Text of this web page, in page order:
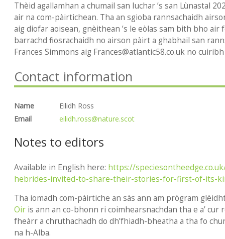
Thèid agallamhan a chumail san Iuchar ’s san Lùnastal
air na com-pàirtichean. Tha an sgioba rannsachaidh
aig diofar aoisean, gnèithean ’s le eòlas sam bith bho air
barrachd fiosrachaidh no airson pàirt a ghabhail san
Frances Simmons aig Frances@atlantic58.co.uk no
Contact information
Name
Eilidh Ross
Email
eilidh.ross@nature.scot
Notes to editors
Available in English here: https://
hebrides-invited-to-share-their-stories-for-first-of-its-
Tha iomadh com-pàirtiche an sàs ann am prògram
Oir is ann an co-bhonn ri coimhearsnachdan tha e a’ cur
fheàrr a chruthachadh do dh’fhiadh-bheatha a tha fo
na h-Alba.